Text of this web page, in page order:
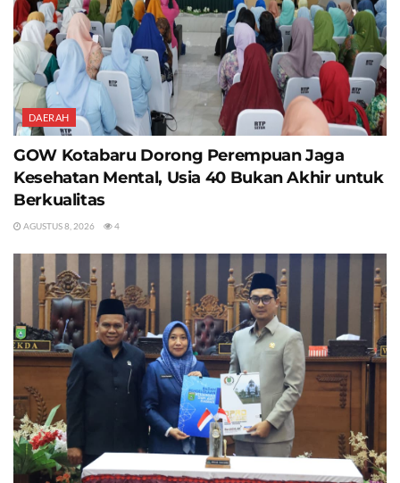
DAERAH
GOW Kotabaru Dorong Perempuan Jaga
Kesehatan Mental, Usia 40 Bukan Akhir untuk
Berkualitas
AGUSTUS 8, 2026 4